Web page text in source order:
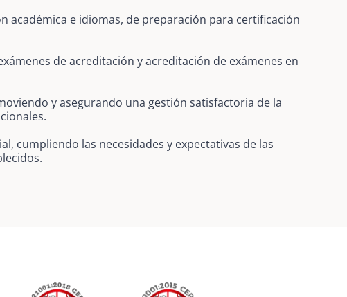
académica e idiomas, de preparación para certificación
de acreditación y acreditación de exámenes en
y asegurando una gestión satisfactoria de la
cumpliendo las necesidades y expectativas de las